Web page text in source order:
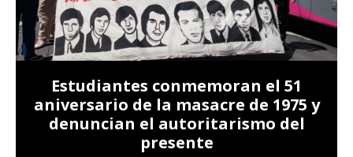
Estudiantes conmemoran el 51
aniversario de la masacre de 1975 y
denuncian el autoritarismo del
presente